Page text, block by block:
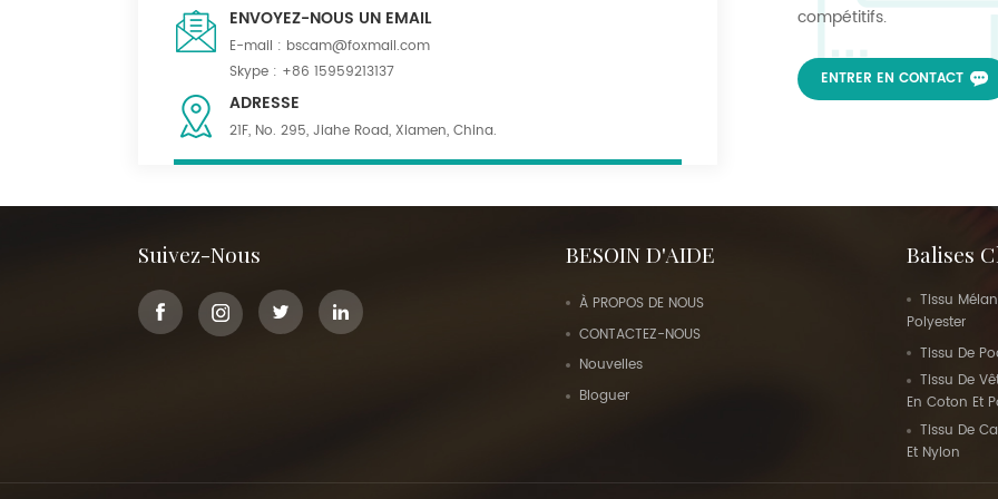
ENVOYEZ-NOUS UN EMAIL
E-mail : bscam@foxmail.com
Skype : +86 15959213137
ADRESSE
21F, No. 295, Jiahe Road, Xiamen, China.
compétitifs.
ENTRER EN CONTACT
Suivez-Nous BESOIN D'AIDE
À PROPOS DE NOUS
CONTACTEZ-NOUS
Nouvelles
Bloguer
Balises
Tissu
Polyester
Tissu De
Tissu De
En Coton Et
Tissu De
Et Nylon